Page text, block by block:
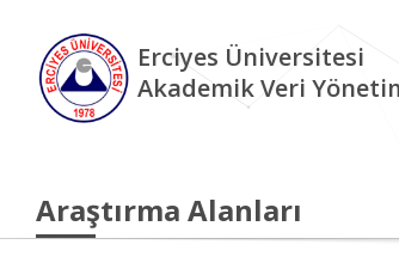
Erciyes Üniversitesi
Akademik Veri
Araştırma Alanları